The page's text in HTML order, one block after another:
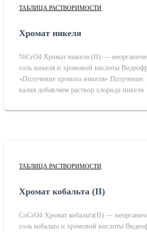
ТАБЛИЦА РАСТВОРИМОСТИ
Хромат никеля
NiCrO4 Хромат никеля (II) —
соль никеля и хромовой кислоты
«Получение хромата никеля» Получение:
калия добавляем раствор хлорида никеля
ТАБЛИЦА РАСТВОРИМОСТИ
Хромат кобальта (II)
CoCrO4 Хромат кобальта(II) —
соль кобальта и хромовой кислоты